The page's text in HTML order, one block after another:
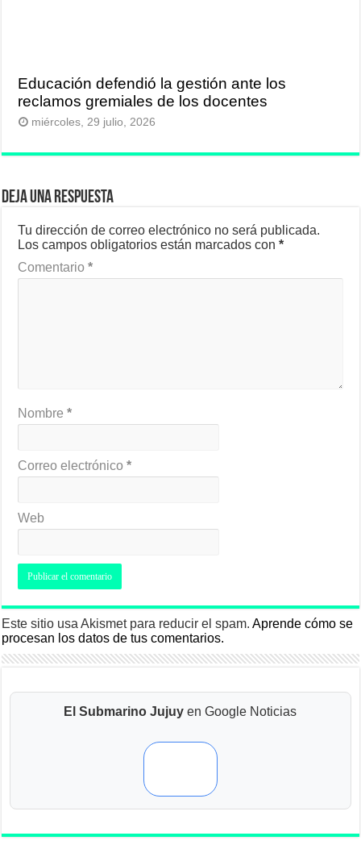
Educación defendió la gestión ante los
reclamos gremiales de los docentes
miércoles, 29 julio, 2026
Deja una respuesta
Tu dirección de correo electrónico no será publicada.
Los campos obligatorios están marcados con*
Comentario*
Nombre*
Correo electrónico*
Web
Este sitio usa Akismet para reducir el spam.Aprende cómo se
procesan los datos de tus comentarios.
El Submarino Jujuy en Google Noticias